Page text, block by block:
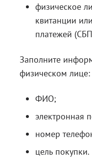
физическое
квитанции
платежей
Заполните
физическом лице:
ФИО;
электронная
номер
цель покупки.